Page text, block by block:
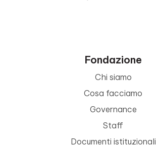
Fondazione
Chi siamo
Cosa facciamo
Governance
Staff
Documenti istituzionali